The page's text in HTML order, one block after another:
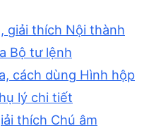
giải thích Nội thành
Bộ tư lệnh
cách dùng Hình hộp
lý chi tiết
thích Chú âm